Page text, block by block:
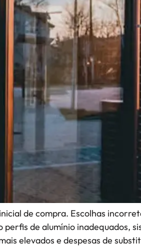
de compra. Escolhas
de alumínio inadequados,
elevados e despesas de